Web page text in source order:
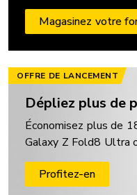
Magasinez votre
OFFRE DE LANCEMENT
Dépliez plus de
Économisez plus de
Galaxy Z Fold8 Ultra
Profitez-en